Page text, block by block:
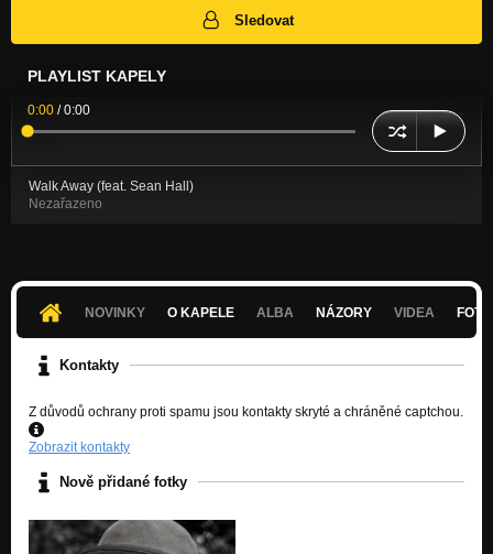
Sledovat
PLAYLIST KAPELY
0:00 /0:00
Walk Away (feat. Sean Hall)
Nezařazeno
NOVINKY O KAPELE ALBA NÁZORY VIDEA
Kontakty
Z důvodů ochrany proti spamu jsou kontakty skryté a chráněné captchou.
Zobrazit kontakty
Nově přidané fotky